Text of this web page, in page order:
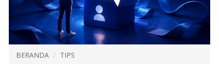
BERANDA TIPS